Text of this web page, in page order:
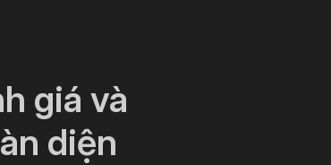
giá và
diện